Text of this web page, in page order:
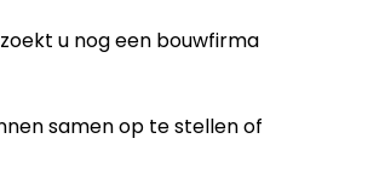
u nog een bouwfirma
samen op te stellen of